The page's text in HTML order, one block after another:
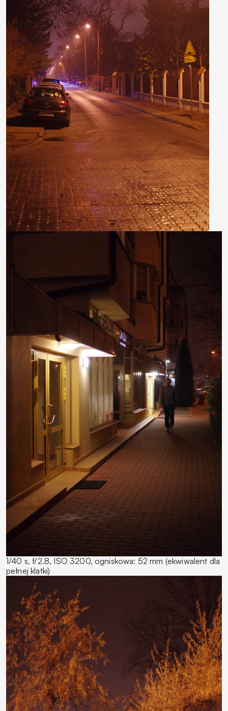
1/40 s, f/2.8, ISO 3200, ogniskowa: 52 mm (ekwiwalent dla
pełnej klatki)